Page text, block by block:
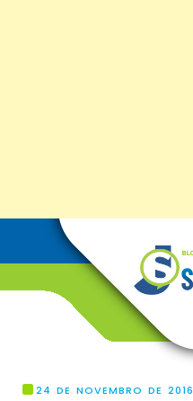
24 DE NOVEMBRO DE 2016